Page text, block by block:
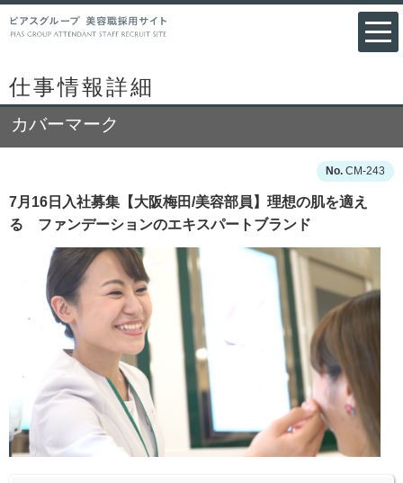
仕事情報詳細
カバーマーク
CM-243
7月16日入社募集【大阪梅田/美容部員】理想の肌を適え
る ファンデーションのエキスパートブランド